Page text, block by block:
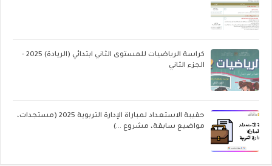
كراسة الرياضيات للمستوى الثاني ابتدائي (الريادة) 2025 -
الجزء الثاني
حقيبة الاستعداد لمباراة الإدارة التربوية 2025 (مستجدات،
مواضيع سابقة، مشروع ...)